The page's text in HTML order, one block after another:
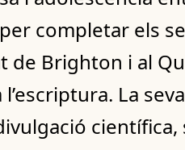
completar els
Brighton i al
La